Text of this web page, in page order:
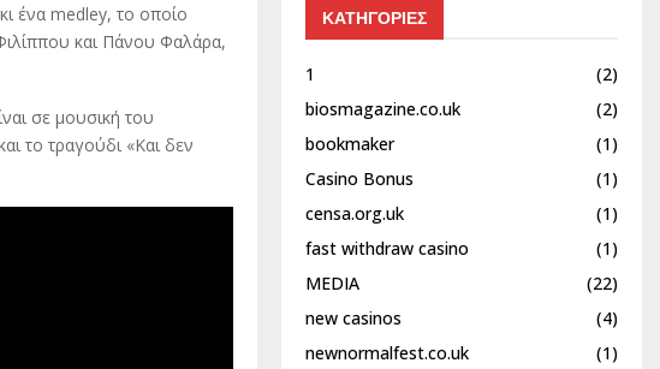
ένα medley, το οποίο
και Πάνου Φαλάρα,
σε μουσική του
το τραγούδι «Και δεν
ΚΑΤΗΓΟΡΙΕΣ
1
(2)
biosmagazine.co.uk
(2)
bookmaker
(1)
Casino Bonus
(1)
censa.org.uk
(1)
fast withdraw casino
(1)
MEDIA
(22)
new casinos
(4)
newnormalfest.co.uk
(1)